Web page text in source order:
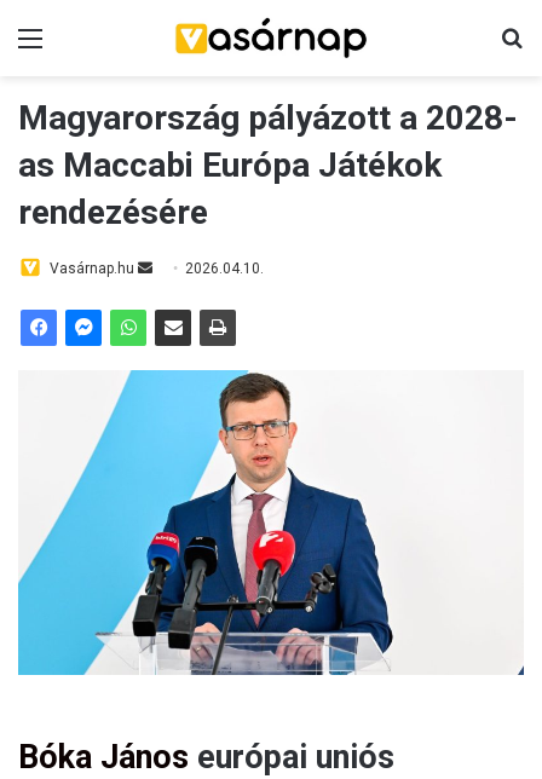
Magyarország pályázott a 2028-
as Maccabi Európa Játékok
rendezésére
Vasárnap.hu
i
l
2026.04.10.
Bóka János európai uniós